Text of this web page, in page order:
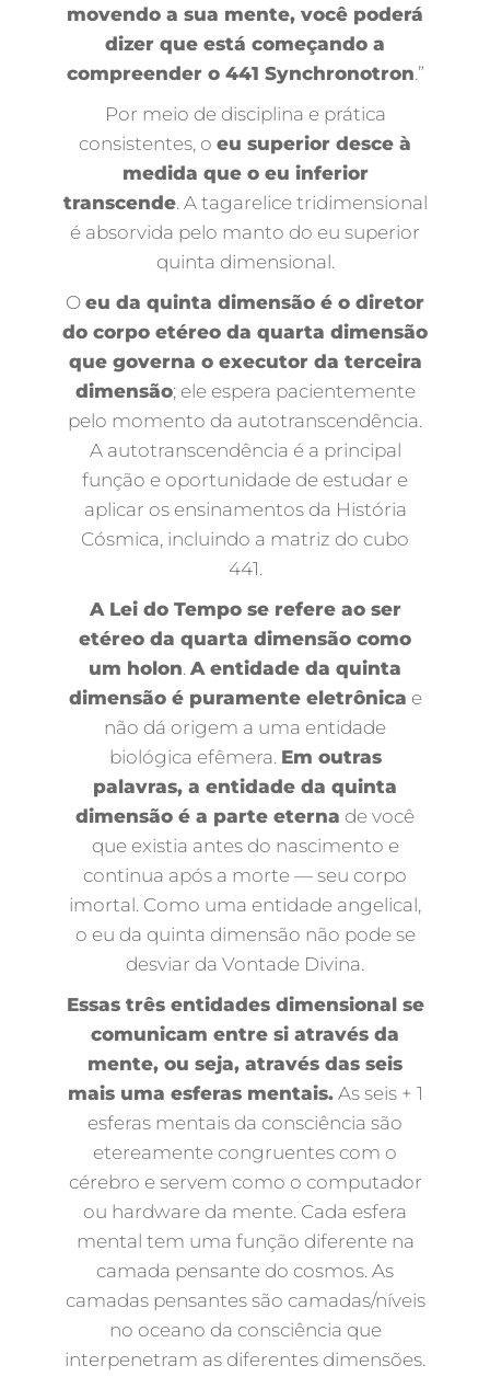
movendo a sua mente, você poderá
dizer que está começando a
compreender o 441 Synchronotron.”
Por meio de disciplina e prática
consistentes, o eu superior desce à
medida que o eu inferior
transcende. A tagarelice tridimensional
é absorvida pelo manto do eu superior
quinta dimensional.
O eu da quinta dimensão é o diretor
do corpo etéreo da quarta dimensão
que governa o executor da terceira
dimensão; ele espera pacientemente
pelo momento da autotranscendência.
A autotranscendência é a principal
função e oportunidade de estudar e
aplicar os ensinamentos da História
Cósmica, incluindo a matriz do cubo
441.
A Lei do Tempo se refere ao ser
etéreo da quarta dimensão como
um holon. A entidade da quinta
dimensão é puramente eletrônica e
não dá origem a uma entidade
biológica efêmera. Em outras
palavras, a entidade da quinta
dimensão é a parte eterna de você
que existia antes do nascimento e
continua após a morte — seu corpo
imortal. Como uma entidade angelical,
o eu da quinta dimensão não pode se
desviar da Vontade Divina.
Essas três entidades dimensional se
comunicam entre si através da
mente, ou seja, através das seis
mais uma esferas mentais.As seis + 1
esferas mentais da consciência são
etereamente congruentes com o
cérebro e servem como o computador
ou hardware da mente. Cada esfera
mental tem uma função diferente na
camada pensante do cosmos. As
camadas pensantes são camadas/níveis
no oceano da consciência que
interpenetram as diferentes dimensões.